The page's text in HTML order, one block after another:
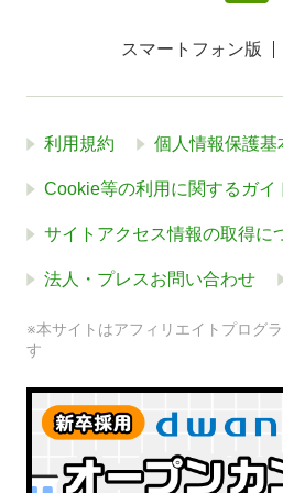
スマートフォン版
利用規約 個人情報保護基
Cookie等の利用に関するガイ
サイトアクセス情報の取得に
法人・プレスお問い合わせ
※本サイトはアフィリエイトプログ
す